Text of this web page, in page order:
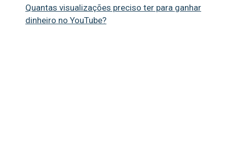
Quantas visualizações preciso ter para ganhar
dinheiro no YouTube?